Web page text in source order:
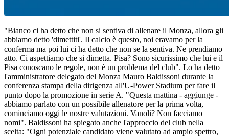
"Bianco ci ha detto che non si sentiva di allenare il Monza, allora gli
abbiamo detto 'dimettiti'. Il calcio è questo, noi eravamo per la
conferma ma poi lui ci ha detto che non se la sentiva. Ne prendiamo
atto. Ci aspettiamo che si dimetta. Pisa? Sono sicurissimo che lui e il
Pisa conoscano le regole, non è un problema del club". Lo ha detto
l'amministratore delegato del Monza Mauro Baldissoni durante la
conferenza stampa della dirigenza all'U-Power Stadium per fare il
punto dopo la promozione in serie A. "Questa mattina - aggiunge -
abbiamo parlato con un possibile allenatore per la prima volta,
cominciamo oggi le nostre valutazioni. Vanoli? Non facciamo
nomi". Baldissoni ha spiegato anche l'approccio del club nella
scelta: "Ogni potenziale candidato viene valutato ad ampio spettro,